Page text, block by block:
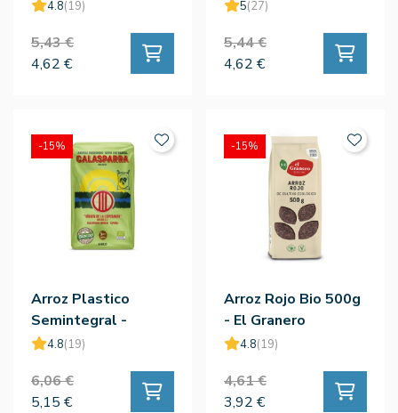
4.8(19)
5,43 €
4,62 €
5(27)
5,44 €
4,62 €
Arroz Plastico
Semintegral -
Calasparra
4.8(19)
6,06 €
5,15 €
-15%
Arroz Rojo Bio 500g
- El Granero
4.8(19)
4,61 €
3,92 €
-15%